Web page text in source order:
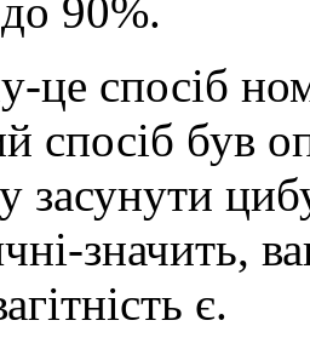
90%.
це спосіб
спосіб був
засунути
значить,
є.